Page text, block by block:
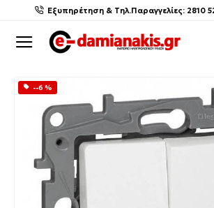
Εξυπηρέτηση & Τηλ.Παραγγελίες: 2810
--6 %